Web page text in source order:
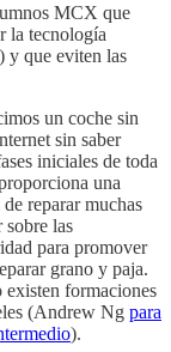
MCX que
la tecnología
y que eviten las
un coche sin
sin saber
iniciales de toda
una
reparar muchas
sobre las
para promover
grano y paja.
existen formaciones
(Andrew Ng para
).